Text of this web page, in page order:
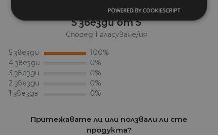
5 звезди от 5
Според 1 гласуване/ия
5 звезди
100%
4 звезди
0%
3 звезди
0%
2 звезди
0%
1 звезда
0%
Притежавате ли или ползвали ли сте
продукта?
POWERED BY COOKIESCRIPT